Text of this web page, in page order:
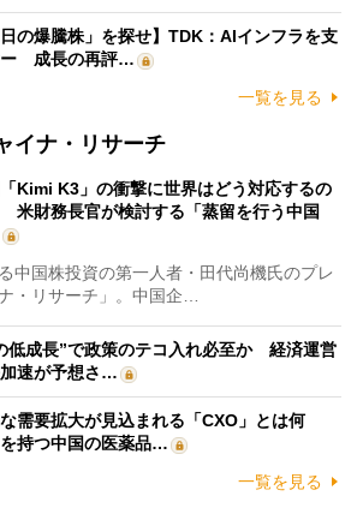
日の爆騰株」を探せ】TDK：AIインフラを支
ー 成長の再評…
一覧を見る
イナ・リサーチ
Kimi K3」の衝撃に世界はどう対応するの
米財務長官が検討する「蒸留を行う中国
中国株投資の第一人者・田代尚機氏のプレ
・リサーチ」。中国企…
低成長”で政策のテコ入れ必至か 経済運営
速が予想さ…
需要拡大が見込まれる「CXO」とは何
持つ中国の医薬品…
一覧を見る